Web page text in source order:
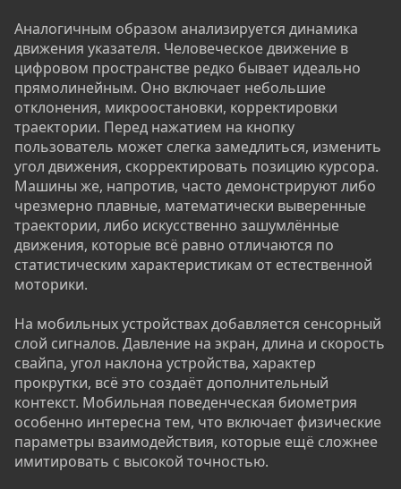
Аналогичным образом анализируется динамика
движения указателя. Человеческое движение в
цифровом пространстве редко бывает идеально
прямолинейным. Оно включает небольшие
отклонения, микроостановки, корректировки
траектории. Перед нажатием на кнопку
пользователь может слегка замедлиться, изменить
угол движения, скорректировать позицию курсора.
Машины же, напротив, часто демонстрируют либо
чрезмерно плавные, математически выверенные
траектории, либо искусственно зашумлённые
движения, которые всё равно отличаются по
статистическим характеристикам от естественной
моторики.
На мобильных устройствах добавляется сенсорный
слой сигналов. Давление на экран, длина и скорость
свайпа, угол наклона устройства, характер
прокрутки, всё это создаёт дополнительный
контекст. Мобильная поведенческая биометрия
особенно интересна тем, что включает физические
параметры взаимодействия, которые ещё сложнее
имитировать с высокой точностью.